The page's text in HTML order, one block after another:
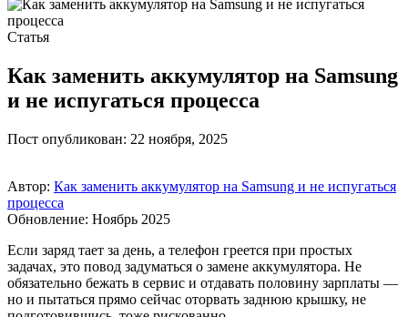
Статья
Как заменить аккумулятор на Samsung
и не испугаться процесса
Пост опубликован: 22 ноября, 2025
Автор: Как заменить аккумулятор на Samsung и не испугаться
процесса
Обновление: Ноябрь 2025
Если заряд тает за день, а телефон греется при простых
задачах, это повод задуматься о замене аккумулятора. Не
обязательно бежать в сервис и отдавать половину зарплаты —
но и пытаться прямо сейчас оторвать заднюю крышку, не